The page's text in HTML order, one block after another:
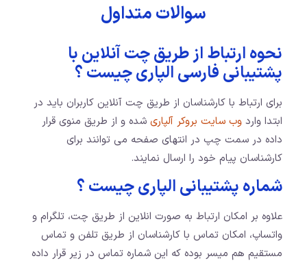
سوالات متداول
نحوه ارتباط از طریق چت آنلاین با
پشتیبانی فارسی الپاری چیست ؟
برای ارتباط با کارشناسان از طریق چت آنلاین کاربران باید در
ابتدا وارد وب سایت بروکر آلپاری شده و از طریق منوی قرار
داده در سمت چپ در انتهای صفحه می توانند برای
کارشناسان پیام خود را ارسال نمایند.
شماره پشتیبانی الپاری چیست ؟
علاوه بر امکان ارتباط به صورت انلاین از طریق چت، تلگرام و
واتساپ، امکان تماس با کارشناسان از طریق تلفن و تماس
مستقیم هم میسر بوده که این شماره تماس در زیر قرار داده